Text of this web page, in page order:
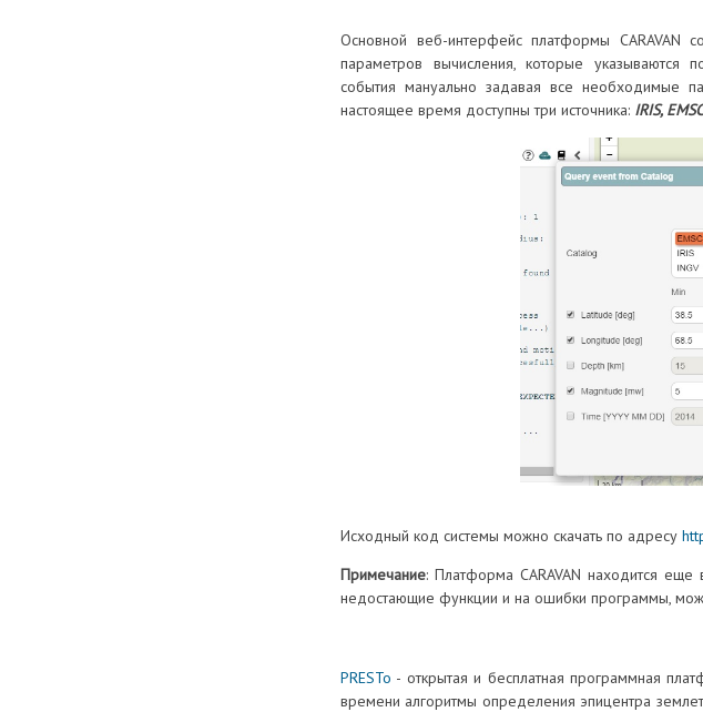
Основной веб-интерфейс платформы CARAVAN
параметров вычисления, которые указываются
события мануально задавая все необходимые
настоящее время доступны три источника: IRIS,
Исходный код системы можно скачать по адресу
Примечание: Платформа CARAVAN находится еще
недостающие функции и на ошибки программы,
PRESTo - открытая и бесплатная программная
времени алгоритмы определения эпицентра